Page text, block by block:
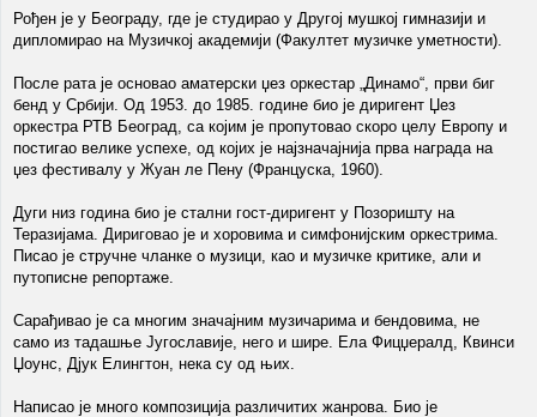
Рођен је у Београду, где је студирао у Другој мушкој гимназији и
дипломирао на Музичкој академији (Факултет музичке уметности).
После рата је основао аматерски џез оркестар „Динамо“, први биг
бенд у Србији. Од 1953. до 1985. године био је диригент Џез
оркестра РТВ Београд, са којим је пропутовао скоро целу Европу и
постигао велике успехе, од којих је најзначајнија прва награда на
џез фестивалу у Жуан ле Пену (Француска, 1960).
Дуги низ година био је стални гост-диригент у Позоришту на
Теразијама. Дириговао је и хоровима и симфонијским оркестрима.
Писао је стручне чланке о музици, као и музичке критике, али и
путописне репортаже.
Сарађивао је са многим значајним музичарима и бендовима, не
само из тадашње Југославије, него и шире. Ела Фицџералд, Квинси
Џоунс, Дјук Елингтон, нека су од њих.
Написао је много композиција различитих жанрова. Био је